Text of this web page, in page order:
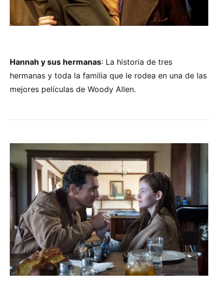
Hannah y sus hermanas: La historia de tres
hermanas y toda la familia que le rodea en una de las
mejores películas de Woody Allen.